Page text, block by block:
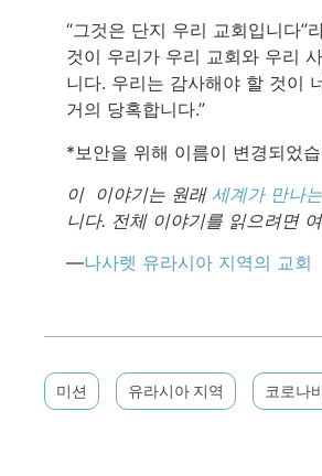
“그것은 단지 우리 교회입니다”
것이 우리가 우리 교회와 우리
니다. 우리는 감사해야 할 것이
거의 당혹합니다.”
*보안을 위해 이름이 변경되었
이 이야기는 원래 세계가 만나는
니다. 전체 이야기를 읽으려면
—나사렛 유라시아 지역의 교회
미션 유라시아 지역 코로나